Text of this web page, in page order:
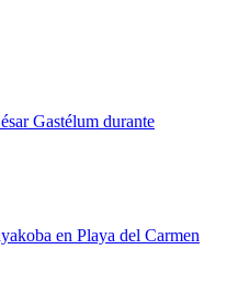
Gastélum durante
en Playa del Carmen